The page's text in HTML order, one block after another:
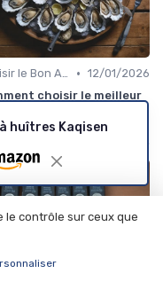
Choisir le Bon Appareil • 12/01/2026
choisir le meilleur
huîtres Kaqisen
le contrôle sur ceux que